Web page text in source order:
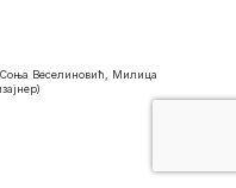
Веселиновић, Милица